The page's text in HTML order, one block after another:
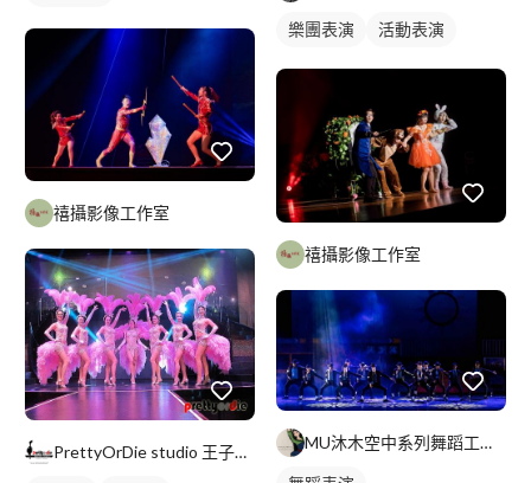
禧攝影像工作室
PrettyOrDie studio 王子街38號表演服裝
樂團表演 活動表演
禧攝影像工作室
MU沐木空中系列舞蹈工作室